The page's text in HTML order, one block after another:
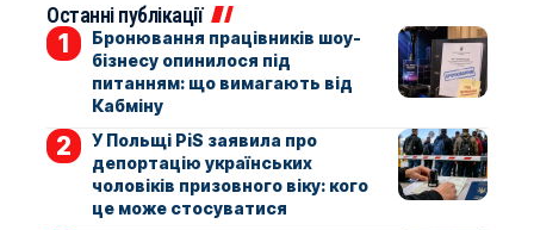
Останні публікації
Бронювання працівників шоу-
бізнесу опинилося під
питанням: що вимагають від
Кабміну
У Польщі PiS заявила про
депортацію українських
чоловіків призовного віку: кого
це може стосуватися